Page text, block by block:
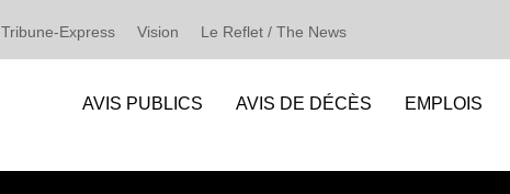
Tribune-Express Vision Le Reflet / The News
AVIS PUBLICS AVIS DE DÉCÈS EMPLOIS